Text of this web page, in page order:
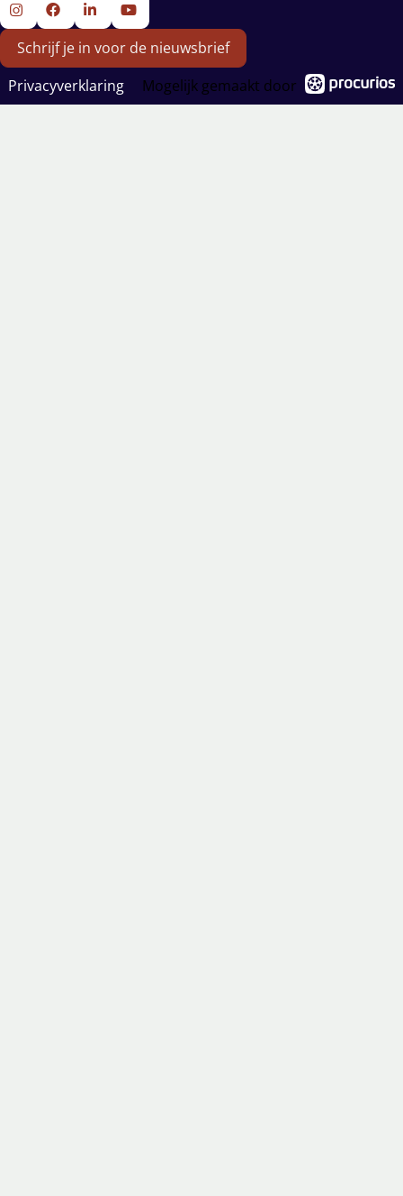
Ga
naar
Instagram
Ga
naar
Facebook
Ga
naar
LinkedIn
naar
YouTube
Schrijf je in voor de nieuwsbrief
Privacyverklaring
Mogelijk gemaakt door